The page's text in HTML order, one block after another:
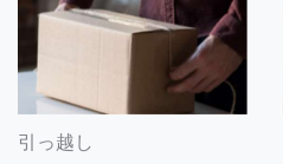
引っ越し